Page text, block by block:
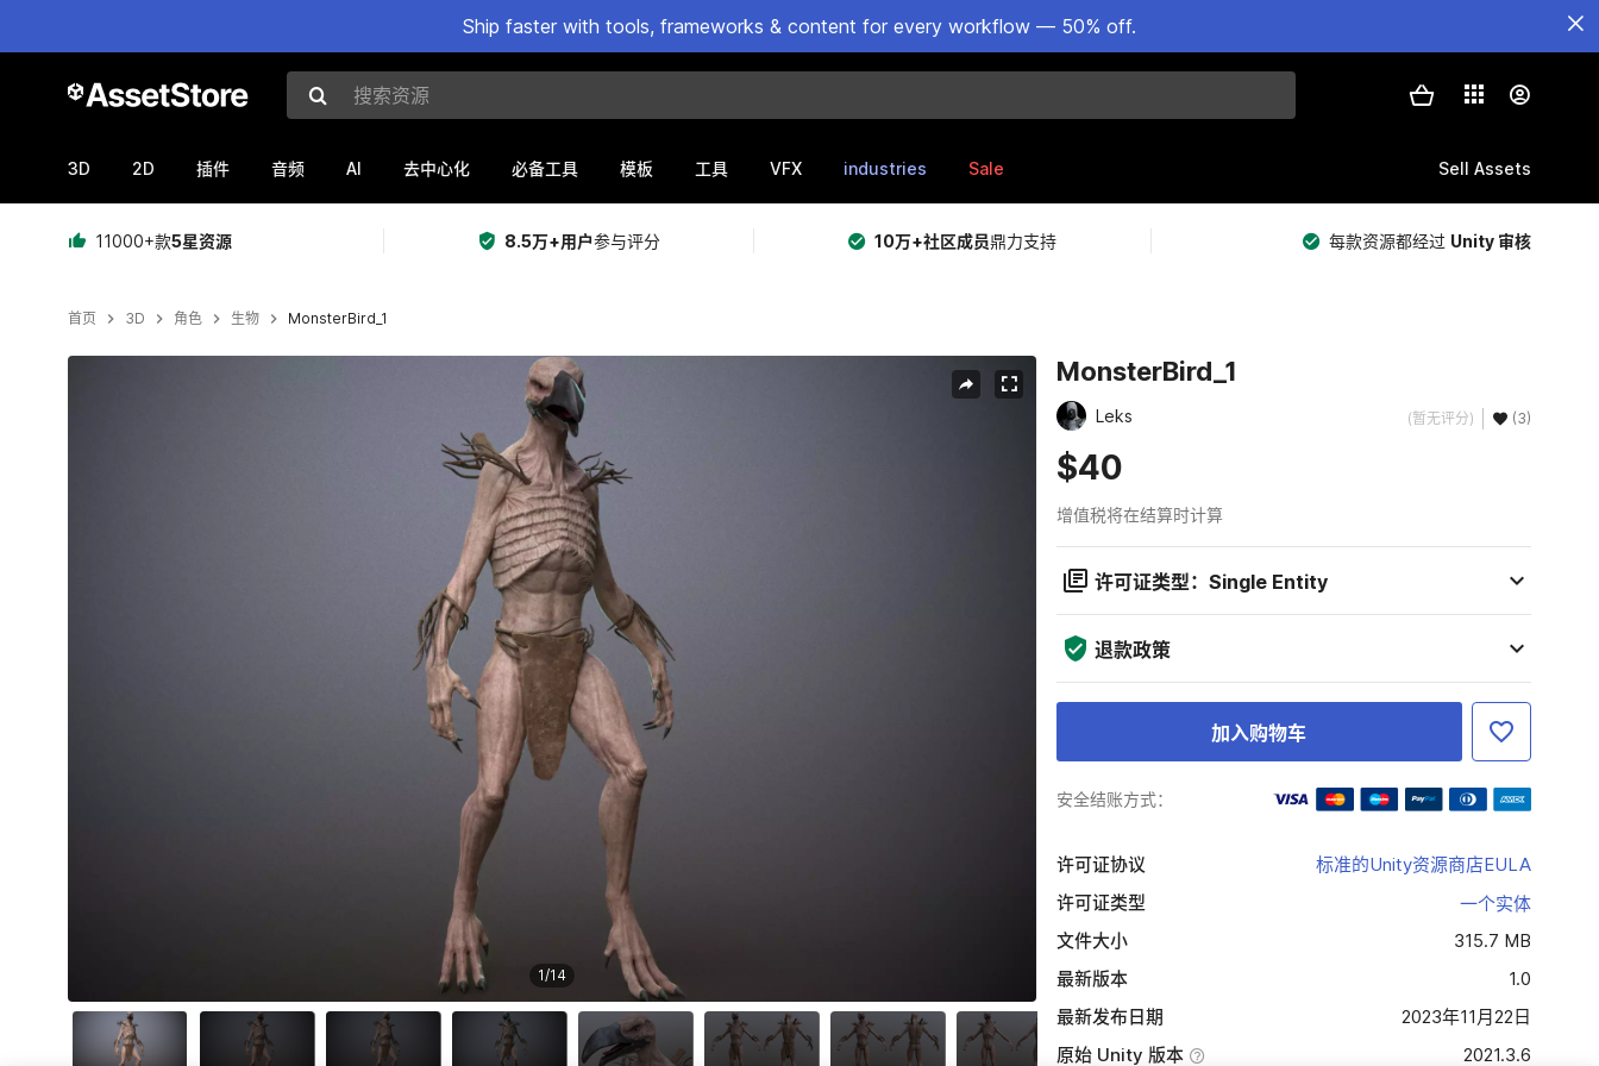
Ship faster with tools, frameworks & content for every workflow — 50% off.
搜索资源
3D 2D 插件 音频 AI 去中心化 必备工具 模板 工具 VFX industries Sale Sell Assets
11000+款5星资源 8.5万+用户参与评分 10万+社区成员鼎力支持 每款资源都经过 Unity 审核
首页 3D 角色 生物 MonsterBird_1
1/14
MonsterBird_1
Leks (暂无评分) (3)
$40
增值税将在结算时计算
许可证类型：Single Entity
退款政策
加入购物车
安全结账方式：
许可证协议
标准的Unity资源商店EULA
许可证类型
一个实体
文件大小
315.7 MB
最新版本
1.0
最新发布日期
2023年11月22日
原始 Unity 版本
2021.3.6